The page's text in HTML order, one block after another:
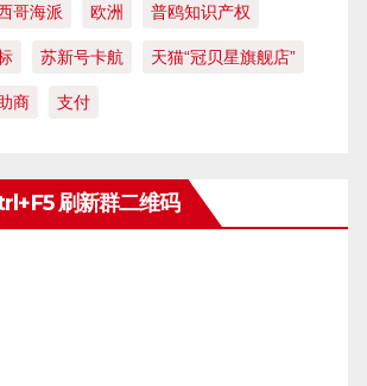
哥海派 欧洲 普鸥知识产权
苏新号卡航 天猫“冠贝星旗舰店”
商 支付
刷新群二维码